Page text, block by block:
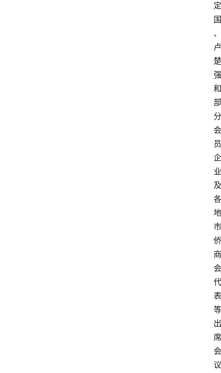
定
国
、
卢
楚
强
和
部
分
会
员
企
业
及
各
地
市
侨
商
会
代
表
等
出
席
会
议